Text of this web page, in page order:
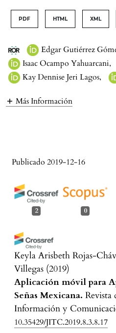
PDF HTML XML
Edgar Gutiérrez
Isaac Ocampo Yahuarcani,
Kay Dennise Jeri Lagos,
Más Información
Publicado 2019-12-16
2 0
Keyla Arisbeth Rojas-
Villegas (2019)
Aplicación móvil para
Señas Mexicana. Revista
Información y
10.35429/JITC.2019.8.3.8.17